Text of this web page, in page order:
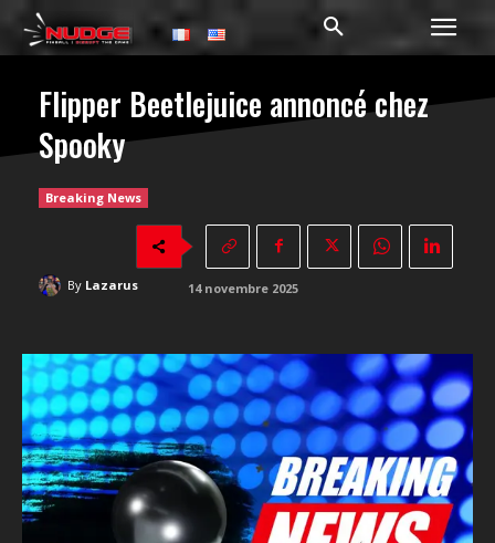
Flipper Beetlejuice annoncé chez
Spooky
Breaking News
By Lazarus 14 novembre 2025